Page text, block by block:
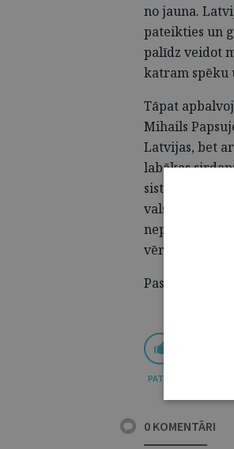
no jauna.
pateikties un
palīdz veidot
katram spēku
Tāpat
Mihails
Latvijas, bet
labākas
sistēmas
valsti
nepieciešams
vērtības un
Pasākuma
PATĪK
0 KOMENTĀRI